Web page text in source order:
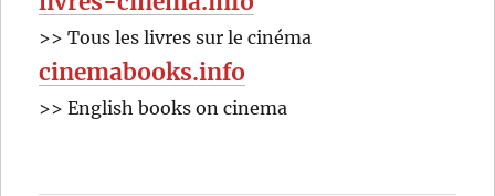
>> Tous les livres sur le cinéma
cinemabooks.info
>> English books on cinema